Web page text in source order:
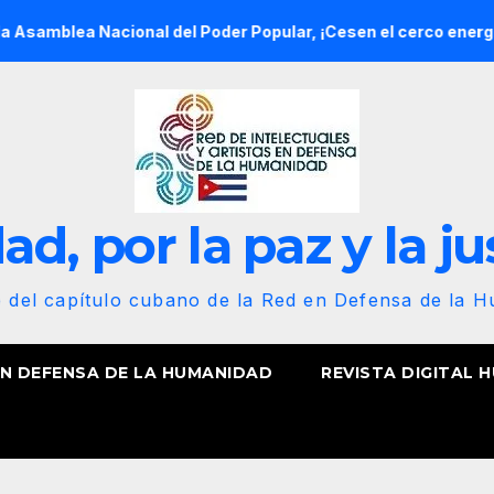
del Poder Popular, ¡Cesen el cerco energético y el
por la paz y la
del capítulo cubano de la Red en Defensa de la
DEFENSA DE LA HUMANIDAD REVISTA DIGITAL